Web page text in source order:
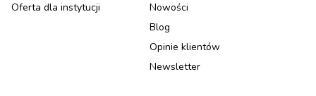
Oferta dla instytucji
Nowości
Blog
Opinie klientów
Newsletter